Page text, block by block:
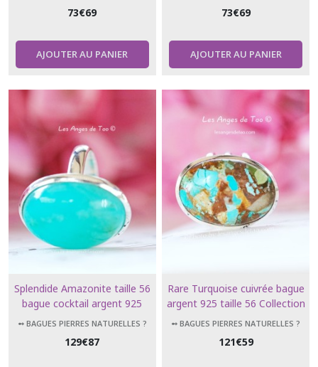
73€69
AJOUTER AU PANIER
73€69
AJOUTER AU PANIER
Splendide Amazonite taille 56
bague cocktail argent 925
forme ovale collection luxe
➻ BAGUES PIERRES NATURELLES ?
129€87
Rare Turquoise cuivrée bague
argent 925 taille 56 Collection
luxe
➻ BAGUES PIERRES NATURELLES ?
121€59